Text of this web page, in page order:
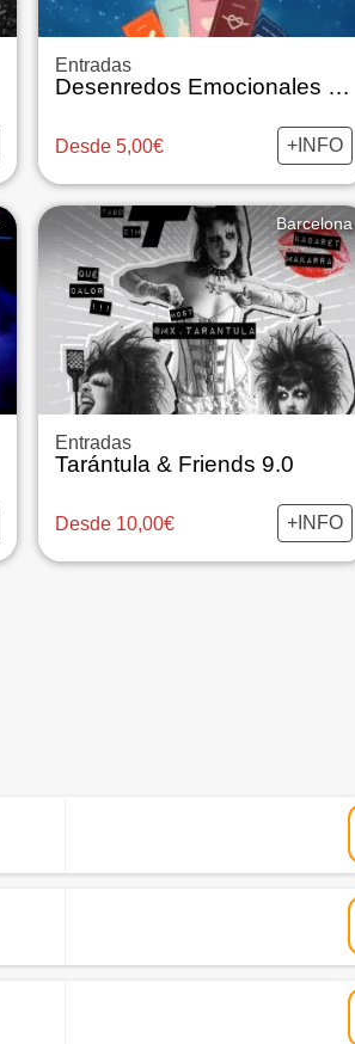
Entradas
Desenredos Emocionales - el Juego del Amor
Desde 5,00€ +INFO
Barcelona
Entradas
Tarántula & Friends 9.0
Desde 10,00€ +INFO